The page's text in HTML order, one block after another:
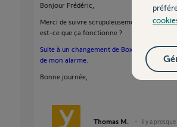
Bonjour Frédéric,
Merci de suivre scrupuleusement et dans
est-ce que ça fonctionne ?
Suite à un changement de Box ADSL, je
de mon alarme.
Bonne journée,
Thomas M. il y a presque